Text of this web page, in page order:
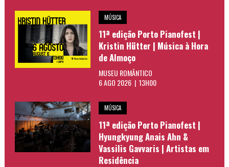
MÚSICA
11ª edição Porto Pianofest |
Kristin Hütter | Música à Hora
de Almoço
MUSEU ROMÂNTICO
6 AGO 2026 | 13H00
MÚSICA
11ª edição Porto Pianofest |
Hyungkyung Anais Ahn &
Vassilis Gavvaris | Artistas em
Residência